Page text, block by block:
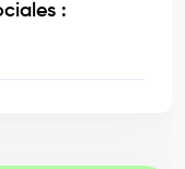
: